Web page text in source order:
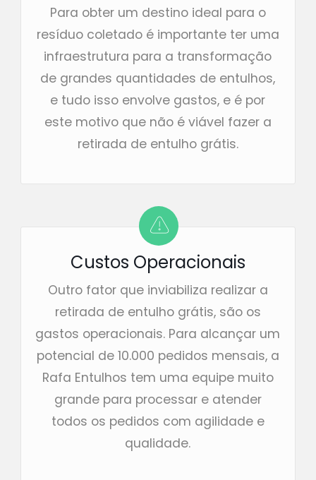
Para obter um destino ideal para o
resíduo coletado é importante ter uma
infraestrutura para a transformação
de grandes quantidades de entulhos,
e tudo isso envolve gastos, e é por
este motivo que não é viável fazer a
retirada de entulho grátis.
Custos Operacionais
Outro fator que inviabiliza realizar a
retirada de entulho grátis, são os
gastos operacionais. Para alcançar um
potencial de 10.000 pedidos mensais, a
Rafa Entulhos tem uma equipe muito
grande para processar e atender
todos os pedidos com agilidade e
qualidade.